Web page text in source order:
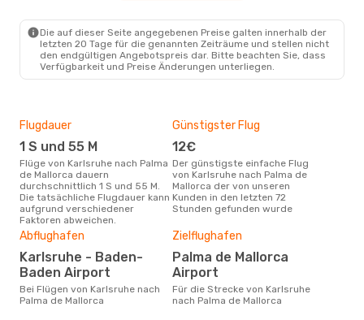
Die auf dieser Seite angegebenen Preise galten innerhalb der
letzten 20 Tage für die genannten Zeiträume und stellen nicht
den endgültigen Angebotspreis dar. Bitte beachten Sie, dass
Verfügbarkeit und Preise Änderungen unterliegen.
Flugdauer
1 S und 55 M
Flüge von Karlsruhe nach Palma
de Mallorca dauern
durchschnittlich 1 S und 55 M.
Die tatsächliche Flugdauer kann
aufgrund verschiedener
Faktoren abweichen.
Günstigster Flug
12€
Der günstigste einfache Flug
von Karlsruhe nach Palma de
Mallorca der von unseren
Kunden in den letzten 72
Stunden gefunden wurde
Abflughafen
Karlsruhe - Baden-
Baden Airport
Bei Flügen von Karlsruhe nach
Palma de Mallorca
Zielflughafen
Palma de Mallorca
Airport
Für die Strecke von Karlsruhe
nach Palma de Mallorca